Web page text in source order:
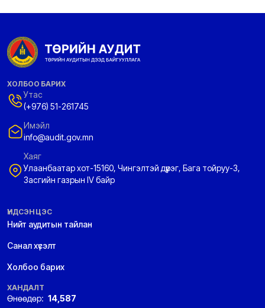
ХОЛБОО БАРИХ
Утас
(+976) 51-261745
Имэйл
info@audit.gov.mn
Хаяг
Улаанбаатар хот-15160, Чингэлтэй дүүрэг, Бага тойруу-3,
Засгийн газрын IV байр
ҮНДСЭН ЦЭС
Нийт аудитын тайлан
Санал хүсэлт
Холбоо барих
ХАНДАЛТ
Өнөөдөр: 14,587